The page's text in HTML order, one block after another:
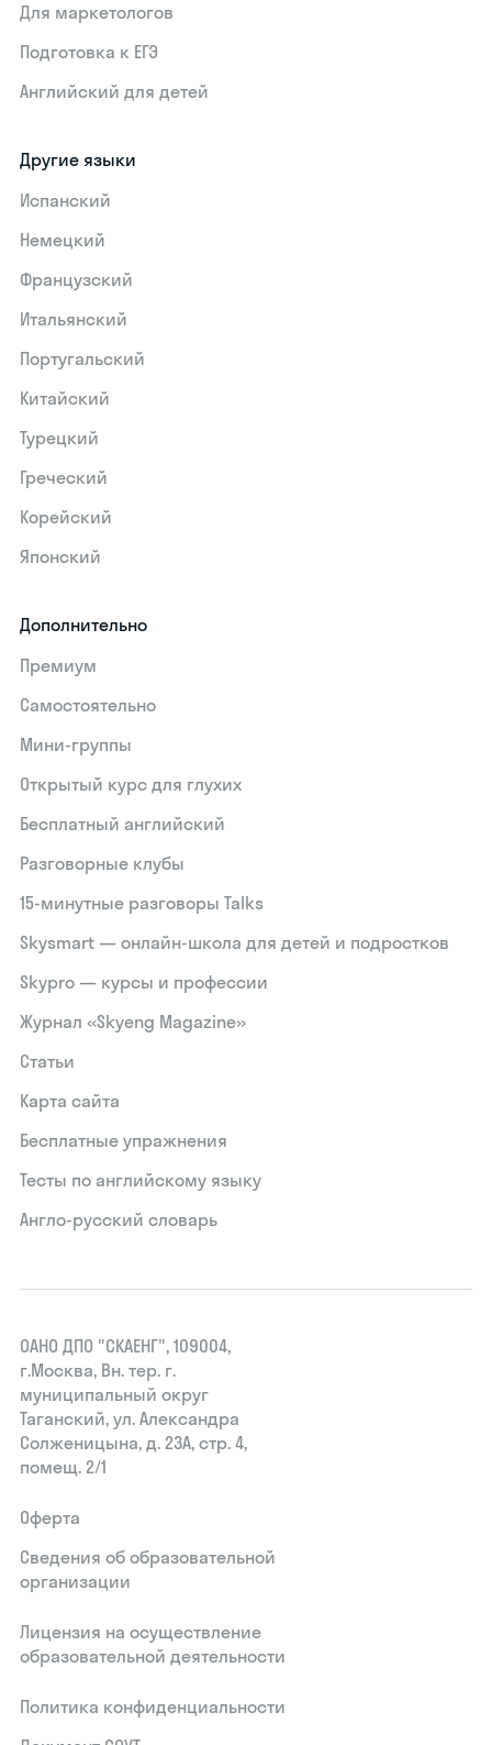
Для маркетологов
Подготовка к ЕГЭ
Английский для детей
Другие языки
Испанский
Немецкий
Французский
Итальянский
Португальский
Китайский
Турецкий
Греческий
Корейский
Японский
Дополнительно
Премиум
Самостоятельно
Мини-группы
Открытый курс для глухих
Бесплатный английский
Разговорные клубы
15‑минутные разговоры Talks
Skysmart — онлайн-школа для детей и подростков
Skypro — курсы и профессии
Журнал «Skyeng Magazine»
Статьи
Карта сайта
Бесплатные упражнения
Тесты по английскому языку
Англо-русский словарь
ОАНО ДПО "СКАЕНГ", 109004,
г.Москва, Вн. тер. г.
муниципальный округ
Таганский, ул. Александра
Солженицына, д. 23А, стр. 4,
помещ. 2/1
Оферта
Сведения об образовательной
организации
Лицензия на осуществление
образовательной деятельности
Политика конфиденциальности